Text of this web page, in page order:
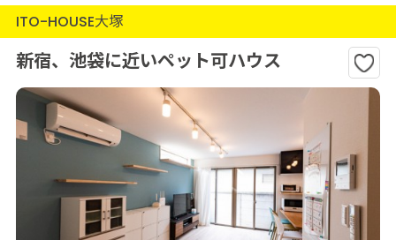
ITO-HOUSE大塚
新宿、池袋に近いペット可ハウス